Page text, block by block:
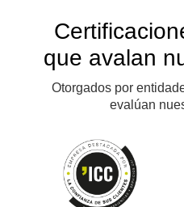
tienen precio.
que avalan
Otorgados por
evalúan